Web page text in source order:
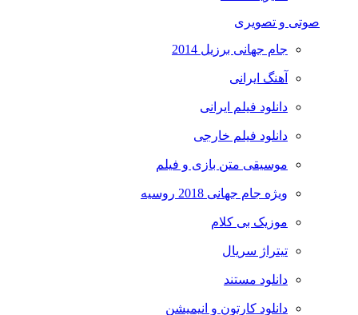
صوتی و تصویری
جام جهانی برزیل 2014
آهنگ ایرانی
دانلود فیلم ایرانی
دانلود فیلم خارجی
موسیقی متن بازی و فیلم
ویژه جام جهانی 2018 روسیه
موزیک بی کلام
تیتراژ سریال
دانلود مستند
دانلود کارتون و انیمیشن